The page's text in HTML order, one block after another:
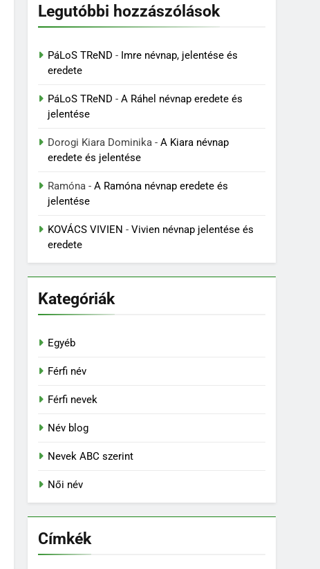
Legutóbbi hozzászólások
PáLoS TReND - Imre névnap, jelentése és
eredete
PáLoS TReND -A Ráhel névnap eredete és
jelentése
Dorogi Kiara Dominika -A Kiara névnap
eredete és jelentése
Ramóna -A Ramóna névnap eredete és
jelentése
KOVÁCS VIVIEN -Vivien névnap jelentése és
eredete
Kategóriák
Egyéb
Férfi név
Férfi nevek
Név blog
Nevek ABC szerint
Női név
Címkék